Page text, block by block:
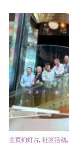
主页幻灯片, 社区活动,